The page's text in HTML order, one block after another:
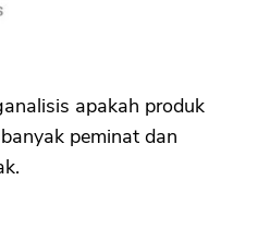
apakah produk
peminat dan